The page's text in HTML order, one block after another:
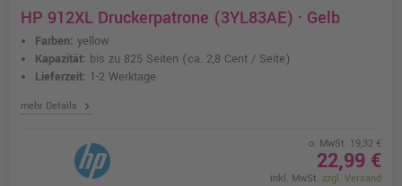
HP 912XL Druckerpatrone (3YL83AE) · Gelb
Farben: yellow
Kapazität: bis zu 825 Seiten (ca. 2,8 Cent / Seite)
Lieferzeit: 1-2 Werktage
mehr Details chevron_right
o. MwSt. 19,32 €
22,99 €
inkl. MwSt. zzgl. Versand